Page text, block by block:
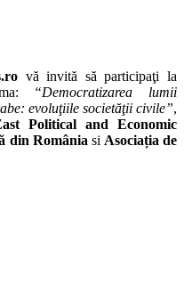
vă invită să participaţi la
“Democratizarea lumii
evoluţiile societăţii civile”,
Political and Economic
din România si Asociația de